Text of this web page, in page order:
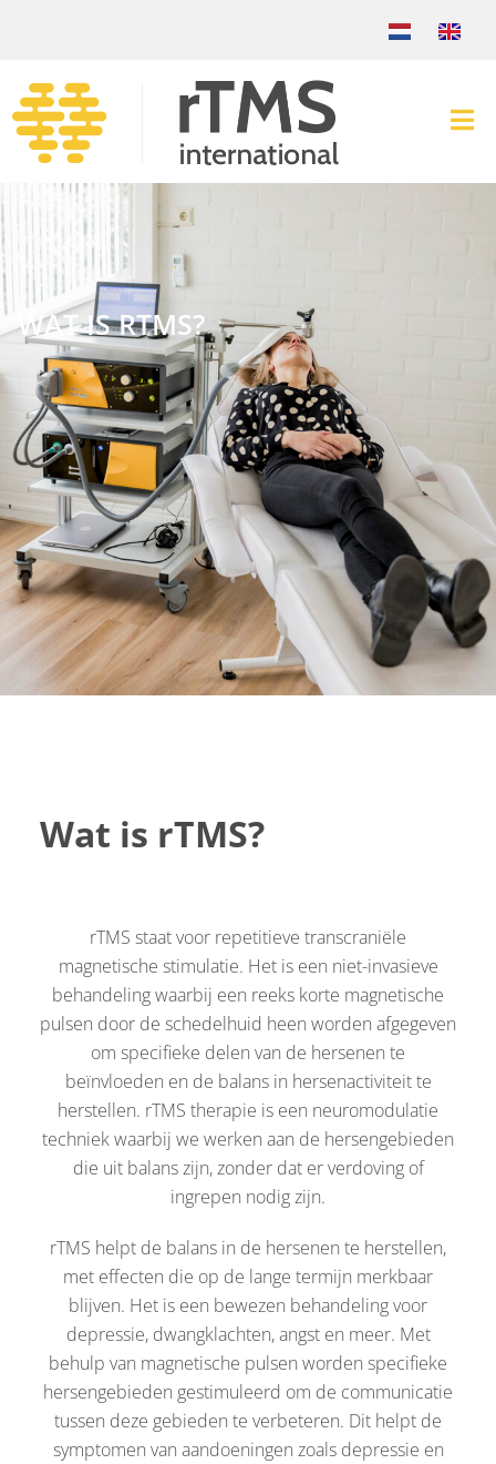
WAT IS RTMS?
Wat is rTMS?
rTMS staat voor repetitieve transcraniële
magnetische stimulatie. Het is een niet-invasieve
behandeling waarbij een reeks korte magnetische
pulsen door de schedelhuid heen worden afgegeven
om specifieke delen van de hersenen te
beïnvloeden en de balans in hersenactiviteit te
herstellen. rTMS therapie is een neuromodulatie
techniek waarbij we werken aan de hersengebieden
die uit balans zijn, zonder dat er verdoving of
ingrepen nodig zijn.
rTMS helpt de balans in de hersenen te herstellen,
met effecten die op de lange termijn merkbaar
blijven. Het is een bewezen behandeling voor
depressie, dwangklachten, angst en meer. Met
behulp van magnetische pulsen worden specifieke
hersengebieden gestimuleerd om de communicatie
tussen deze gebieden te verbeteren. Dit helpt de
symptomen van aandoeningen zoals depressie en